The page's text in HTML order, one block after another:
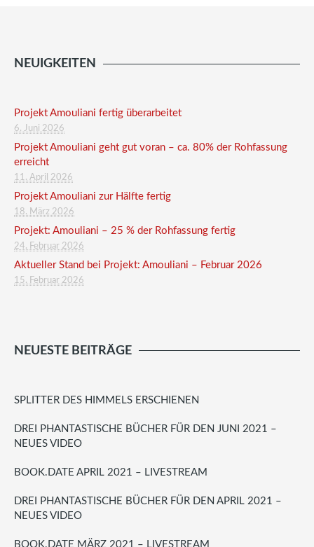
NEUIGKEITEN
Projekt Amouliani fertig überarbeitet
6. Juni 2026
Projekt Amouliani geht gut voran – ca. 80% der Rohfassung
erreicht
11. April 2026
Projekt Amouliani zur Hälfte fertig
18. März 2026
Projekt: Amouliani – 25 % der Rohfassung fertig
24. Februar 2026
Aktueller Stand bei Projekt: Amouliani – Februar 2026
15. Februar 2026
NEUESTE BEITRÄGE
SPLITTER DES HIMMELS ERSCHIENEN
DREI PHANTASTISCHE BÜCHER FÜR DEN JUNI 2021 –
NEUES VIDEO
BOOK.DATE APRIL 2021 – LIVESTREAM
DREI PHANTASTISCHE BÜCHER FÜR DEN APRIL 2021 –
NEUES VIDEO
BOOK.DATE MÄRZ 2021 – LIVESTREAM